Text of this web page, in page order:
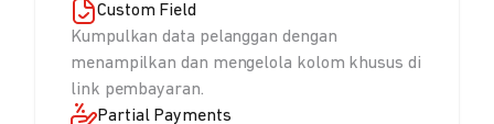
Custom Field
Kumpulkan data pelanggan dengan
menampilkan dan mengelola kolom khusus di
link pembayaran.
Partial Payments